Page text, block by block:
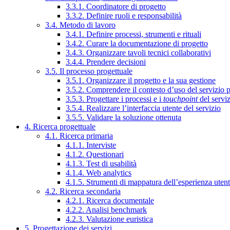
3.3.1. Coordinatore di progetto
3.3.2. Definire ruoli e responsabilità
3.4. Metodo di lavoro
3.4.1. Definire processi, strumenti e rituali
3.4.2. Curare la documentazione di progetto
3.4.3. Organizzare tavoli tecnici collaborativi
3.4.4. Prendere decisioni
3.5. Il processo progettuale
3.5.1. Organizzare il progetto e la sua gestione
3.5.2. Comprendere il contesto d’uso del servizio
3.5.3. Progettare i processi e i touchpointdel
3.5.4. Realizzare l’interfaccia utente del servizio
3.5.5. Validare la soluzione ottenuta
4. Ricerca progettuale
4.1. Ricerca primaria
4.1.1. Interviste
4.1.2. Questionari
4.1.3. Test di usabilità
4.1.4. Web analytics
4.1.5. Strumenti di mappatura dell’esperienza
4.2. Ricerca secondaria
4.2.1. Ricerca documentale
4.2.2. Analisi benchmark
4.2.3. Valutazione euristica
5. Progettazione dei servizi